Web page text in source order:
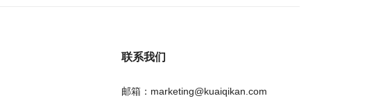
联系我们
邮箱：marketing@kuaiqikan.com